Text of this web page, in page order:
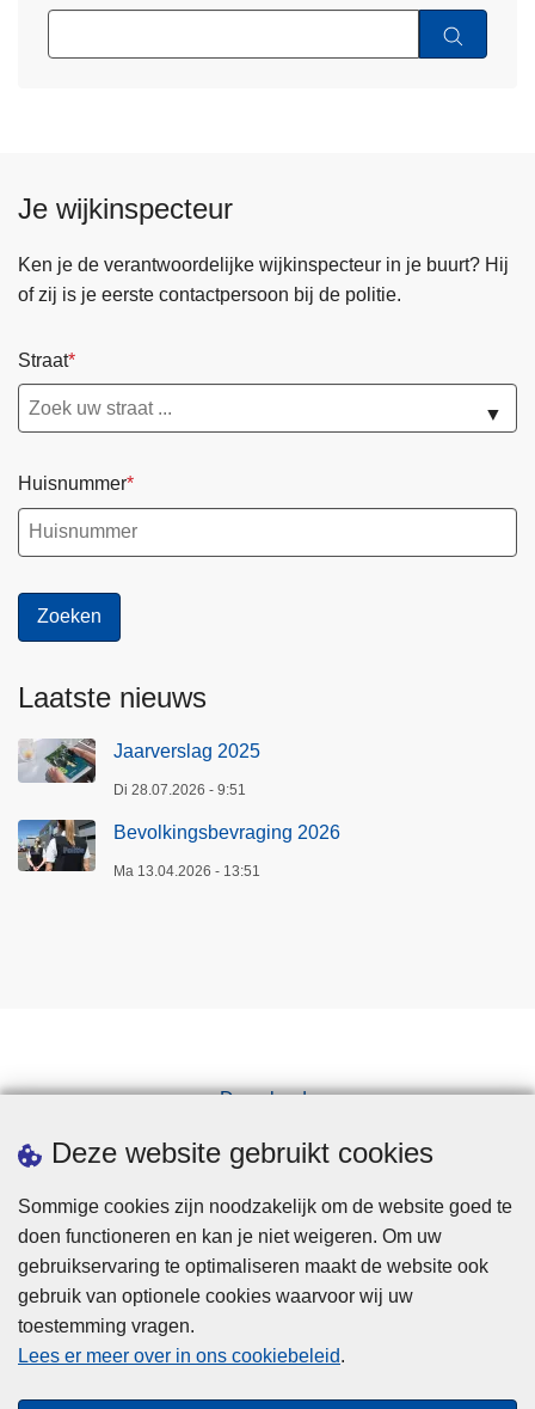
Deze website gebruikt cookies
Sommige cookies zijn noodzakelijk om de website goed te
doen functioneren en kan je niet weigeren. Om uw
gebruikservaring te optimaliseren maakt de website ook
gebruik van optionele cookies waarvoor wij uw
toestemming vragen.
Lees er meer over in ons cookiebeleid.
Je wijkinspecteur
Ken je de verantwoordelijke wijkinspecteur in je buurt? Hij
of zij is je eerste contactpersoon bij de politie.
Straat
▼
Huisnummer
Laatste nieuws
Jaarverslag 2025
Di 28.07.2026 - 9:51
Bevolkingsbevraging 2026
Ma 13.04.2026 - 13:51
Downloads
Privacy